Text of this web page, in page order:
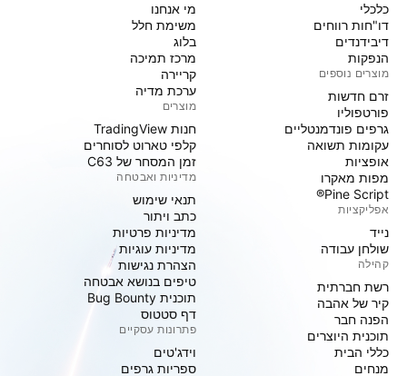
כלכלי
דו"חות רווחים
דיבידנדים
הנפקות
מוצרים נוספים
זרם חדשות
פורטפוליו
גרפים פונדמנטליים
עקומות תשואה
אופציות
מפות מאקרו
Pine Script®
אפליקציות
נייד
שולחן עבודה
קהילה
רשת חברתית
קיר של אהבה
הפנה חבר
תוכנית היוצרים
כללי הבית
מנחים
מי אנחנו
משימת חלל
בלוג
מרכז תמיכה
קריירה
ערכת מדיה
מוצרים
חנות TradingView
קלפי טארוט לסוחרים
זמן המסחר של C63
מדיניות ואבטחה
תנאי שימוש
כתב ויתור
מדיניות פרטיות
מדיניות עוגיות
הצהרת נגישות
טיפים בנושא אבטחה
תוכנית Bug Bounty
דף סטטוס
פתרונות עסקיים
וידג'טים
ספריות גרפים